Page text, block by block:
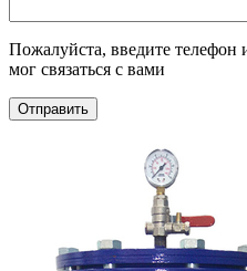
Пожалуйста, введите
мог связаться с вами
Отправить